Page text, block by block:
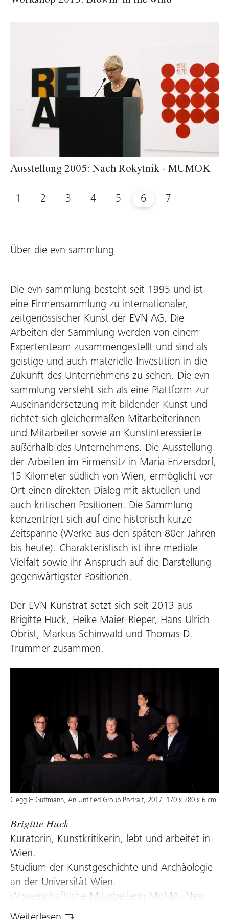
Ausstellung 2005: Nach Rokytnik - MUMOK
1 2 3 4 5 6 7
Über die evn sammlung
Die evn sammlung besteht seit 1995 und ist
eine Firmensammlung zu internationaler,
zeitgenössischer Kunst der EVN AG. Die
Arbeiten der Sammlung werden von einem
Expertenteam zusammengestellt und sind als
geistige und auch materielle Investition in die
Zukunft des Unternehmens zu sehen. Die evn
sammlung versteht sich als eine Plattform zur
Auseinandersetzung mit bildender Kunst und
richtet sich gleichermaßen Mitarbeiterinnen
und Mitarbeiter sowie an Kunstinteressierte
außerhalb des Unternehmens. Die Ausstellung
der Arbeiten im Firmensitz in Maria Enzersdorf,
15 Kilometer südlich von Wien, ermöglicht vor
Ort einen direkten Dialog mit aktuellen und
auch kritischen Positionen. Die Sammlung
konzentriert sich auf eine historisch kurze
Zeitspanne (Werke aus den späten 80er Jahren
bis heute). Charakteristisch ist ihre mediale
Vielfalt sowie ihr Anspruch auf die Darstellung
gegenwärtigster Positionen.
Der EVN Kunstrat setzt sich seit 2013 aus
Brigitte Huck, Heike Maier-Rieper, Hans Ulrich
Obrist, Markus Schinwald und Thomas D.
Trummer zusammen.
Clegg & Guttmann, An Untitled Group Portrait, 2017, 170 x 280 x 6 cm
Brigitte Huck
Kuratorin, Kunstkritikerin, lebt und arbeitet in
Wien.
Studium der Kunstgeschichte und Archäologie
an der Universität Wien.
Wissenschaftliche Mitarbeiterin MoMA, New
York, Ausstellungskuratorin MAK, Wien,